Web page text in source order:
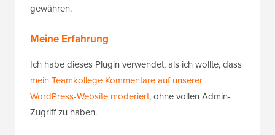
gewähren.
Meine Erfahrung
Ich habe dieses Plugin verwendet, als ich wollte, dass
mein Teamkollege Kommentare auf unserer
WordPress-Website moderiert, ohne vollen Admin-
Zugriff zu haben.